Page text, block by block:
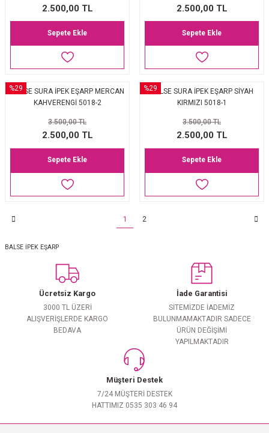
2.500,00 TL
Sepete Ekle
2.500,00 TL
Sepete Ekle
%29
BALSE SURA İPEK EŞARP MERCAN
KAHVERENGİ 5018-2
3.500,00 TL
2.500,00 TL
Sepete Ekle
%29BALSE SURA İPEK EŞARP SİYAH
KIRMIZI 5018-1
3.500,00 TL
2.500,00 TL
Sepete Ekle
1 2
BALSE İPEK EŞARP
Ücretsiz Kargo
3000 TL ÜZERİ
ALIŞVERİŞLERDE KARGO
BEDAVA
İade Garantisi
SİTEMİZDE İADEMİZ
BULUNMAMAKTADIR SADECE
ÜRÜN DEĞİŞİMİ
YAPILMAKTADIR
Müşteri Destek
7/24 MÜŞTERİ DESTEK
HATTIMIZ 0535 303 46 94